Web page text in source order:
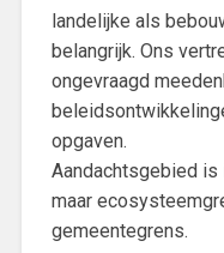
landelijke als
belangrijk. Ons
ongevraagd
opgaven.
Aandachtsgebied
maar
gemeentegrens.